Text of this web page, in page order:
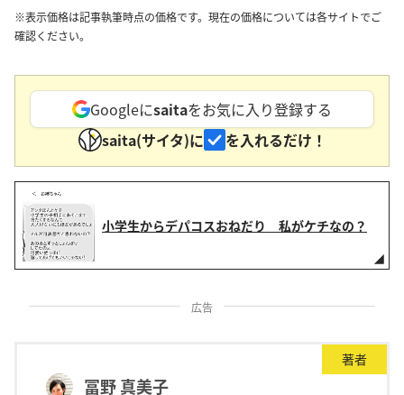
※表示価格は記事執筆時点の価格です。現在の価格については各サイトでご
確認ください。
Googleにsaitaをお気に入り登録する
saita(サイタ)に
を入れるだけ！
小学生からデパコスおねだり 私がケチなの？
広告
著者
冨野 真美子